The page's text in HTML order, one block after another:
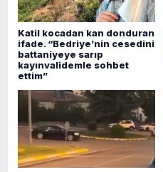
Katil kocadan kan donduran
ifade. “Bedriye’nin cesedini
battaniyeye sarıp
kayınvalidemle sohbet
ettim”